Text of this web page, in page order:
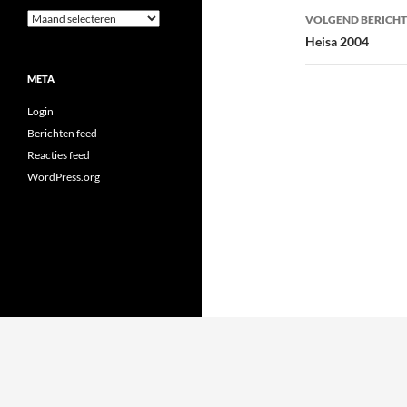
VOLGEND BERICHT
Heisa 2004
Archieven
META
Login
Berichten feed
Reacties feed
WordPress.org